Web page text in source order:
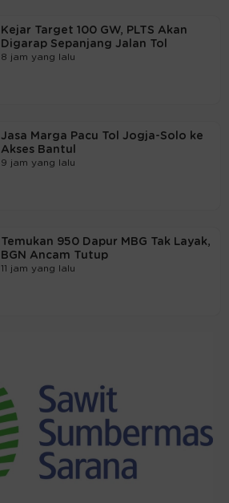
Kejar Target 100 GW, PLTS Akan
Digarap Sepanjang Jalan Tol
8 jam yang lalu
Jasa Marga Pacu Tol Jogja-Solo ke
Akses Bantul
9 jam yang lalu
Temukan 950 Dapur MBG Tak Layak,
BGN Ancam Tutup
11 jam yang lalu